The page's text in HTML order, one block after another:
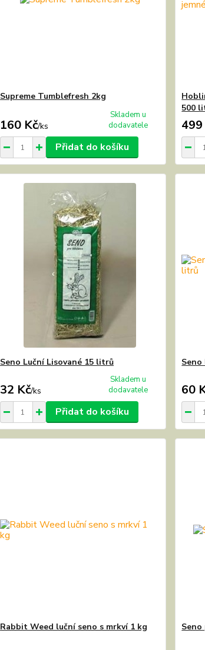
Supreme Tumblefresh 2kg
160 Kč/ks
Skladem u
dodavatele
Přidat do košíku
500
Seno Luční Lisované 15 litrů
32 Kč/ks
Skladem u
dodavatele
Přidat do košíku
60
Rabbit Weed luční seno s mrkví 1 kg